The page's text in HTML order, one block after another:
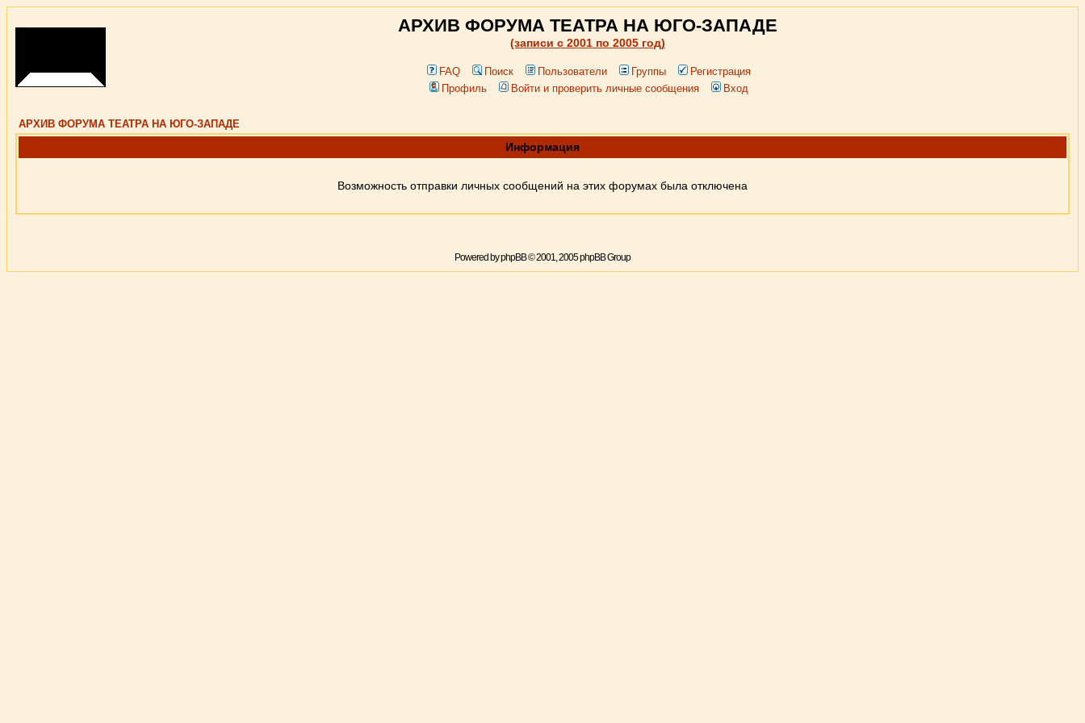
АРХИВ ФОРУМА ТЕАТРА НА ЮГО-ЗАПАДЕ
(записи c 2001 по 2005 год)
FAQ Поиск Пользователи Группы
Регистрация
Профиль
Войти и проверить личные сообщения Вход
АРХИВ ФОРУМА ТЕАТРА НА ЮГО-ЗАПАДЕ
Информация
Возможность отправки личных сообщений на этих форумах была отключена
Powered byphpBB© 2001, 2005 phpBB Group